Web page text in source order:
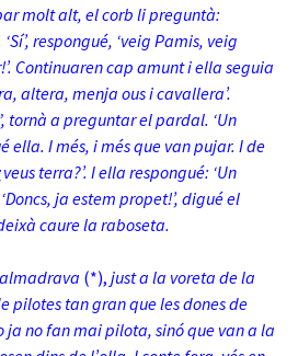
molt alt, el corb li preguntà:
respongué, ‘veig Pamis, veig
Continuaren cap amunt i ella seguia
altera, menja ous i cavallera’.
tornà a preguntar el pardal. ‘Un
ella. I més, i més que van pujar. I de
terra?’. I ella respongué: ‘Un
ja estem propet!’, digué el
caure la raboseta.
(*), just a la voreta de la
pilotes tan gran que les dones de
ja no fan mai pilota, sinó que van a la